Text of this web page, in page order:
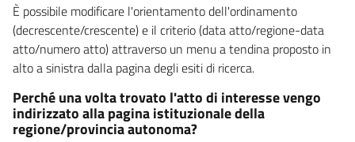
È possibile modificare l'orientamento dell'ordinamento
(decrescente/crescente) e il criterio (data atto/regione-data
atto/numero atto) attraverso un menu a tendina proposto in
alto a sinistra dalla pagina degli esiti di ricerca.
Perché una volta trovato l'atto di interesse vengo
indirizzato alla pagina istituzionale della
regione/provincia autonoma?